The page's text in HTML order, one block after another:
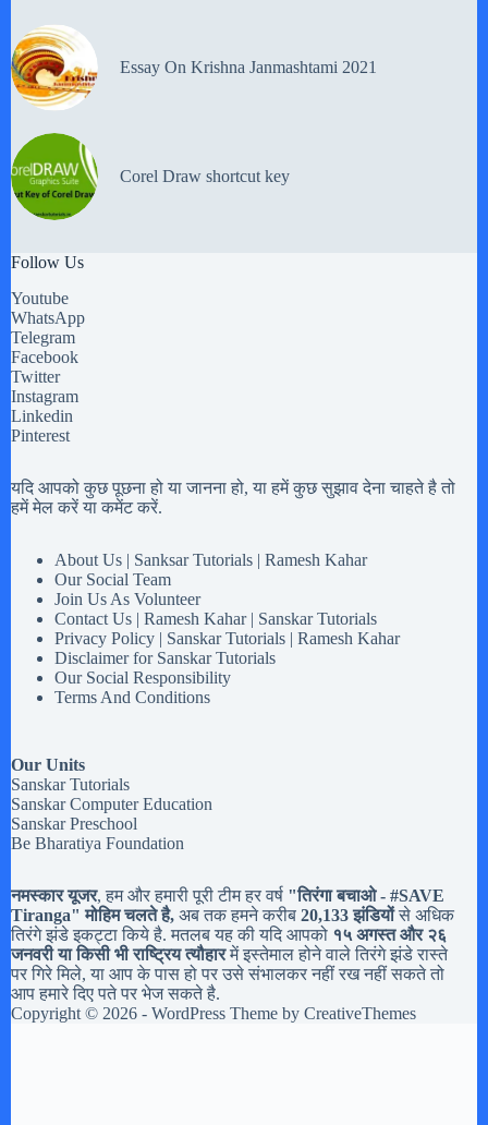
Essay On Krishna Janmashtami 2021
Corel Draw shortcut key
Follow Us
Youtube
WhatsApp
Telegram
Facebook
Twitter
Instagram
Linkedin
Pinterest
यदि आपको कुछ पूछना हो या जानना हो, या हमें कुछ सुझाव देना चाहते है तो
हमें मेल करें या कमेंट करें.
About Us | Sanksar Tutorials | Ramesh Kahar
Our Social Team
Join Us As Volunteer
Contact Us | Ramesh Kahar | Sanskar Tutorials
Privacy Policy | Sanskar Tutorials | Ramesh Kahar
Disclaimer for Sanskar Tutorials
Our Social Responsibility
Terms And Conditions
Our Units
Sanskar Tutorials
Sanskar Computer Education
Sanskar Preschool
Be Bharatiya Foundation
नमस्कार यूजर, हम और हमारी पूरी टीम हर वर्ष "तिरंगा बचाओ - #SAVE
Tiranga" मोहिम चलते है, अब तक हमने करीब 20,133 झंडियोंसे अधिक
तिरंगे झंडे इकट्टा किये है. मतलब यह की यदि आपको १५ अगस्त और २६
जनवरी या किसी भी राष्ट्रिय त्यौहारमें इस्तेमाल होने वाले तिरंगे झंडे रास्ते
पर गिरे मिले, या आप के पास हो पर उसे संभालकर नहीं रख नहीं सकते तो
आप हमारे दिए पते पर भेज सकते है.
Copyright © 2026 - WordPress Theme by CreativeThemes